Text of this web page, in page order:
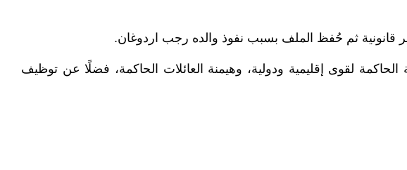
ثم حُفظ الملف بسبب نفوذ والده رجب اردوغان.
لقوى إقليمية ودولية، وهيمنة العائلات الحاكمة، فضلًا عن توظيف